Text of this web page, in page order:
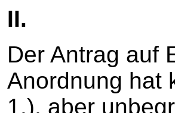
II.
Der Antrag auf
Anordnung hat
1.), aber